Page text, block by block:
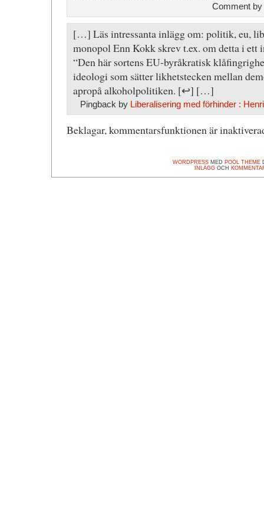
Comment by
[…] Läs intressanta inlägg om: politik, eu,
monopol Enn Kokk skrev t.ex. om detta i ett
“Den här sortens EU-byråkratisk
ideologi som sätter likhetstecken mellan
apropå alkoholpolitiken. [↩] […]
Pingback by Liberalisering med förhinder :
Beklagar, kommentarsfunktionen är
WORDPRESSMED POOL THEME
INLÄGGOCH